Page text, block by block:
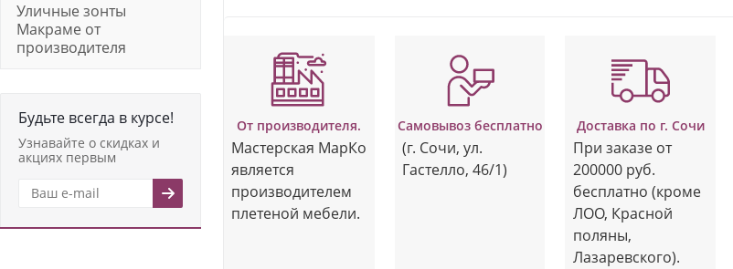
Уличные зонты
Макраме от
производителя
Будьте всегда в курсе!
Узнавайте о скидках и
акциях первым
От производителя.
Мастерская МарКо
является
производителем
плетеной мебели.
Самовывоз бесплатно
(г. Сочи, ул.
Гастелло, 46/1)
Доставка по г. Сочи
При заказе от
200000 руб.
бесплатно (кроме
ЛОО, Красной
поляны,
Лазаревского).